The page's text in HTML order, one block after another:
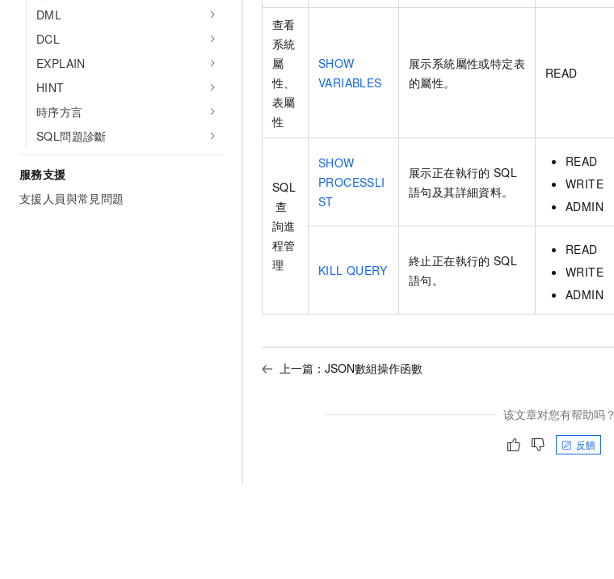
DML
DCL
EXPLAIN
HINT
時序方言
SQL問題診斷
服務支援
支援人員與常見問題
查看
系統
屬
性、
表屬
性
SHOW
VARIABLES
展示系統屬性或特定表
的屬性。
READ
SQL
查
詢進
程管
理
SHOW
PROCESSLI
ST
展示正在執行的 SQL
語句及其詳細資料。
READ
WRITE
ADMIN
KILL QUERY
終止正在執行的 SQL
語句。
READ
WRITE
ADMIN
上一篇： JSON數組操作函數
该文章对您有帮助吗？
反饋